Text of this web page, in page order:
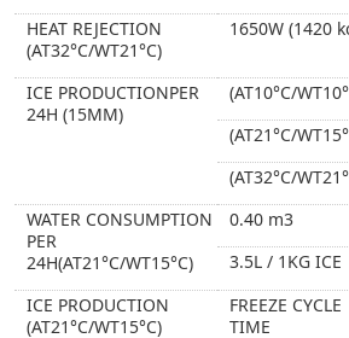
HEAT REJECTION
(AT32°C/WT21°C)
1650W (1420
ICE PRODUCTIONPER
24H (15MM)
(AT10°C/
(AT21°C/
(AT32°C/
WATER CONSUMPTION
PER
24H(AT21°C/WT15°C)
0.40 m3
3.5L / 1KG ICE
ICE PRODUCTION
(AT21°C/WT15°C)
FREEZE CYCLE
TIME